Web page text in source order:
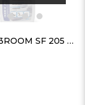
7 01 02 03ROOM SF 205 AHŞAP MOBİLYA BAKIM & TEMİZLİK ÜRÜNÜ